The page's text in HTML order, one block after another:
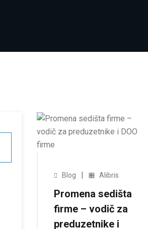
Blog | Alibris
Promena sedišta
firme – vodič za
preduzetnike i